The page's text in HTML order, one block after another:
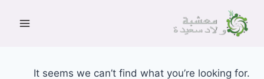
المحتوى
It seems we can’t find what you’re looking for.